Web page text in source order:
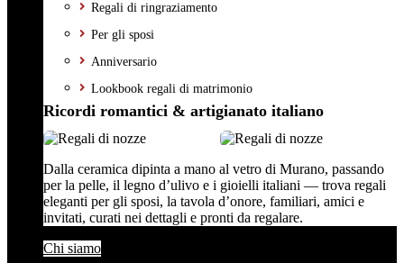
Regali di ringraziamento
Per gli sposi
Anniversario
Lookbook regali di matrimonio
Ricordi romantici & artigianato italiano
Dalla ceramica dipinta a mano al vetro di Murano, passando
per la pelle, il legno d’ulivo e i gioielli italiani — trova regali
eleganti per gli sposi, la tavola d’onore, familiari, amici e
invitati, curati nei dettagli e pronti da regalare.
Chi siamo